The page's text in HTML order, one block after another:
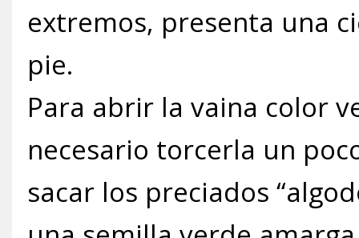
extremos, presenta una
pie.
Para abrir la vaina color
necesario torcerla un
sacar los preciados